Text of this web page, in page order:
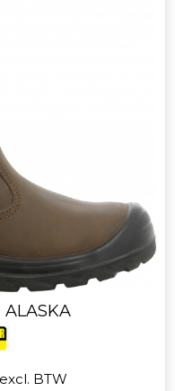
ALASKA
excl. BTW